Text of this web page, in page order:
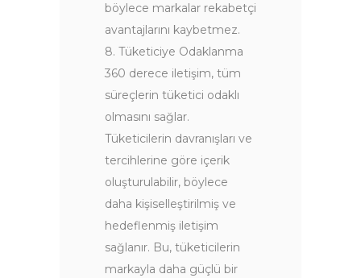
böylece markalar rekabetçi
avantajlarını kaybetmez.
8. Tüketiciye Odaklanma
360 derece iletişim, tüm
süreçlerin tüketici odaklı
olmasını sağlar.
Tüketicilerin davranışları ve
tercihlerine göre içerik
oluşturulabilir, böylece
daha kişiselleştirilmiş ve
hedeflenmiş iletişim
sağlanır. Bu, tüketicilerin
markayla daha güçlü bir